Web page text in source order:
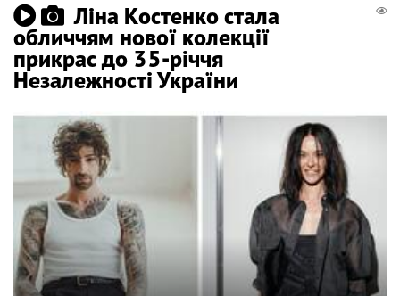
Ліна Костенко стала
обличчям нової колекції
прикрас до 35-річчя
Незалежності України